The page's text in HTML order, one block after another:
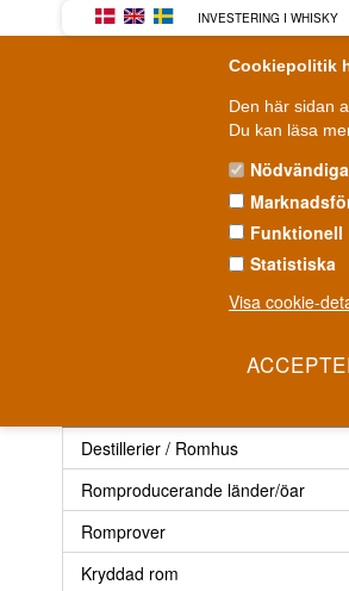
Cookiepolitik
Den här sidan
Du kan läsa
Nödvändiga
Funktionell
Statistiska
Visa cookie-
INVESTERING I WHISKY
Destillerier / Romhus
Romproducerande länder/öar
Romprover
Kryddad rom